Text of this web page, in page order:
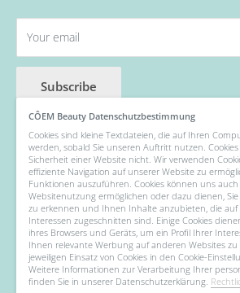
Wellness Pflege, Hand & Body Lotions
Zubehör & Hilfsmittel
Angebot der Woche
Your email
Subscribe
Follow Us
We Accept
CÔEM Beauty Datenschutzbestimmung
Cookies sind kleine Textdateien, die auf Ihren
werden, sobald Sie unseren Auftritt nutzen.
Sicherheit einer Website nicht. Wir verwenden
effiziente Navigation auf unserer Website zu
Funktionen auszuführen. Cookies können uns
Websitenutzung ermöglichen oder dazu dienen,
zu erkennen und Ihnen Inhalte anzubieten, die auf
Interessen zugeschnitten sind. Einige Cookies
ihres Browsers und Geräts, um ein Profil Ihrer
Ihnen relevante Werbung auf anderen Websites zu
jeweiligen Einsatz von Cookies in den Cookie-
Weitere Informationen zur Verarbeitung Ihrer
finden Sie in unserer Datenschutzerklärung.